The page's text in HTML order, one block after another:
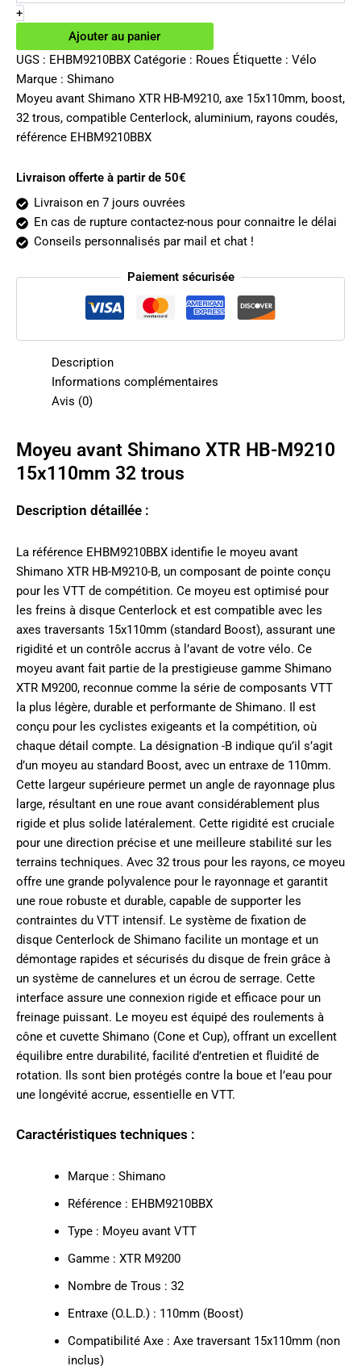
avant
Shimano
HB-
M9210
15x110mm
32
trous
+
Ajouter au panier
UGS : EHBM9210BBX Catégorie : Roues Étiquette : Vélo
Marque : Shimano
Moyeu avant Shimano XTR HB-M9210, axe 15x110mm, boost,
32 trous, compatible Centerlock, aluminium, rayons coudés,
référence EHBM9210BBX
Livraison offerte à partir de 50€
Livraison en 7 jours ouvrées
En cas de rupture contactez-nous pour connaitre le délai
Conseils personnalisés par mail et chat !
Paiement sécurisée
Description
Informations complémentaires
Avis (0)
Moyeu avant Shimano XTR HB-M9210
15x110mm 32 trous
Description détaillée :
La référence EHBM9210BBX identifie le moyeu avant
Shimano XTR HB-M9210-B, un composant de pointe conçu
pour les VTT de compétition. Ce moyeu est optimisé pour
les freins à disque Centerlock et est compatible avec les
axes traversants 15x110mm (standard Boost), assurant une
rigidité et un contrôle accrus à l’avant de votre vélo. Ce
moyeu avant fait partie de la prestigieuse gamme Shimano
XTR M9200, reconnue comme la série de composants VTT
la plus légère, durable et performante de Shimano. Il est
conçu pour les cyclistes exigeants et la compétition, où
chaque détail compte. La désignation -B indique qu’il s’agit
d’un moyeu au standard Boost, avec un entraxe de 110mm.
Cette largeur supérieure permet un angle de rayonnage plus
large, résultant en une roue avant considérablement plus
rigide et plus solide latéralement. Cette rigidité est cruciale
pour une direction précise et une meilleure stabilité sur les
terrains techniques. Avec 32 trous pour les rayons, ce moyeu
offre une grande polyvalence pour le rayonnage et garantit
une roue robuste et durable, capable de supporter les
contraintes du VTT intensif. Le système de fixation de
disque Centerlock de Shimano facilite un montage et un
démontage rapides et sécurisés du disque de frein grâce à
un système de cannelures et un écrou de serrage. Cette
interface assure une connexion rigide et efficace pour un
freinage puissant. Le moyeu est équipé des roulements à
cône et cuvette Shimano (Cone et Cup), offrant un excellent
équilibre entre durabilité, facilité d’entretien et fluidité de
rotation. Ils sont bien protégés contre la boue et l’eau pour
une longévité accrue, essentielle en VTT.
Caractéristiques techniques :
Marque : Shimano
Référence : EHBM9210BBX
Type : Moyeu avant VTT
Gamme : XTR M9200
Nombre de Trous : 32
Entraxe (O.L.D.) : 110mm (Boost)
Compatibilité Axe : Axe traversant 15x110mm (non
inclus)